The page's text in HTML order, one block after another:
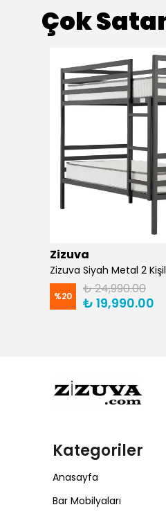
Çok
Zizuva
%20 ₺ 24,990.00
₺ 19,990.00
Kategoriler
Anasayfa
Bar Mobilyaları